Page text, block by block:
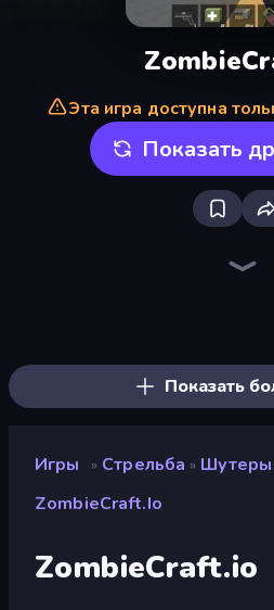
Эта игра доступна
Показать
Показать
Игры » Стрельба » Шутеры
ZombieCraft.io
ZombieCraft.io